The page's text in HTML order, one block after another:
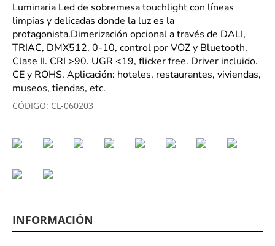
Luminaria Led de sobremesa touchlight con líneas
limpias y delicadas donde la luz es la
protagonista.Dimerización opcional a través de DALI,
TRIAC, DMX512, 0-10, control por VOZ y Bluetooth.
Clase II. CRI >90. UGR <19, flicker free. Driver incluido.
CE y ROHS. Aplicación: hoteles, restaurantes, viviendas,
museos, tiendas, etc.
CÓDIGO: CL-060203
INFORMACIÓN